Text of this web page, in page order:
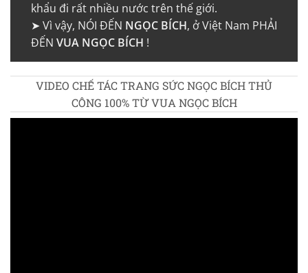
khẩu đi rất nhiều nước trên thế giới.
➤ Vì vậy, NÓI ĐẾN NGỌC BÍCH, ở Việt Nam PHẢI
ĐẾN VUA NGỌC BÍCH !
VIDEO CHẾ TÁC TRANG SỨC NGỌC BÍCH THỦ
CÔNG 100% TỪ VUA NGỌC BÍCH